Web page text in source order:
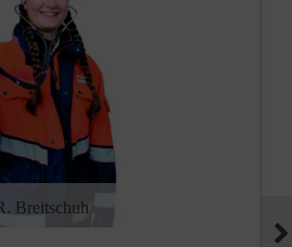
Breitschuh